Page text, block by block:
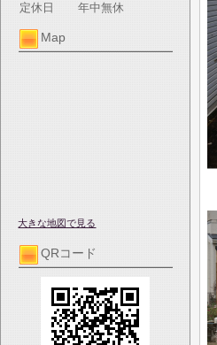
定休日
年中無休
Map
大きな地図で見る
QRコード